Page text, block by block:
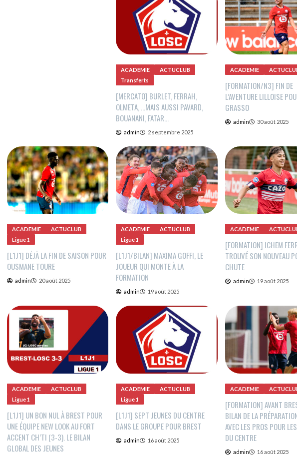
ACADEMIE
ACTUCLUB
Transferts
[MERCATO] BURLET, FERRAH,
OLMETA, …MAIS AUSSI PAVARD,
BOUANANI, FATAR…
admin 2 septembre 2025
ACADEMIE
[FORMATION/N3] FIN DE
L’AVENTURE LILLOISE
GRASSO
admin 30 août 2025
ACADEMIE
ACTUCLUB
Ligue 1
[L1J1] DÉJÀ LA FIN DE SAISON POUR
OUSMANE TOURE
admin 20 août 2025
ACADEMIE
ACTUCLUB
Ligue 1
[L1J1/BILAN] MAXIMA GOFFI, LE
JOUEUR QUI MONTE À LA
FORMATION
admin 19 août 2025
ACADEMIE
[FORMATION] ICHEM
TROUVÉ SON NOUVEAU
CHUTE
admin 19 août 2025
ACADEMIE
ACTUCLUB
Ligue 1
[L1J1] UN BON NUL À BREST POUR
UNE ÉQUIPE NEW LOOK AU FORT
ACCENT CH’TI (3-3). LE BILAN
GLOBAL DES JEUNES
ACADEMIE
ACTUCLUB
Ligue 1
[L1J1] SEPT JEUNES DU CENTRE
DANS LE GROUPE POUR BREST
admin 16 août 2025
ACADEMIE
[FORMATION] AVANT
BILAN DE LA
AVEC LES PROS POUR
DU CENTRE
admin 16 août 2025